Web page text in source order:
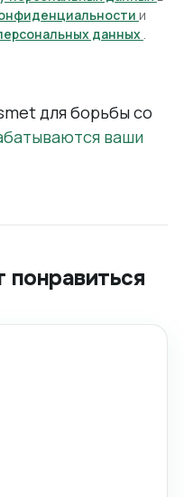
и
данных .
для борьбы со
ваши